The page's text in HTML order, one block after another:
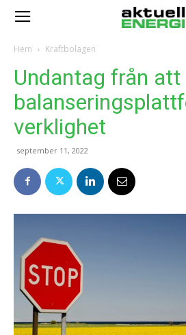
Hem Kraftbolagen
Undantag från
verklighet
september 11, 2022